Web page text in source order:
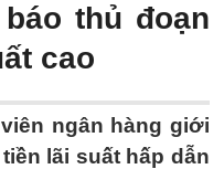
thủ đoạn
cao
ngân hàng giới
lãi suất hấp dẫn